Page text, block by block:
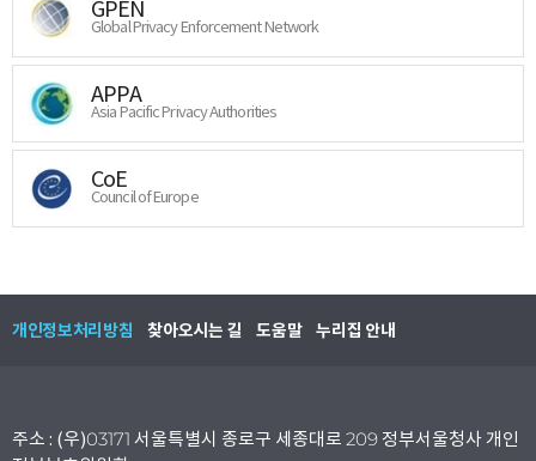
GPEN
Global Privacy Enforcement Network
APPA
Asia Pacific Privacy Authorities
CoE
Council of Europe
개인정보처리방침 찾아오시는 길 도움말 누리집 안내
주소 : (우)03171 서울특별시 종로구 세종대로 209 정부서울청사 개인